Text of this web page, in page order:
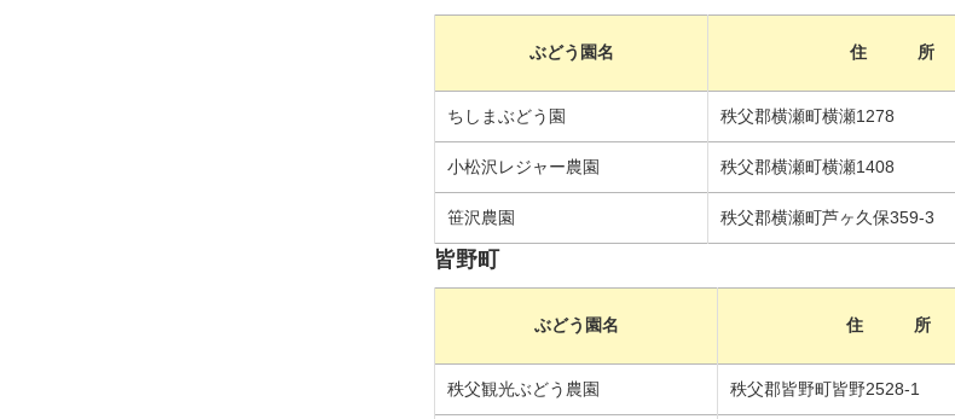
ぶどう園名 住 所
ちしまぶどう園 秩父郡横瀬町横瀬1278
小松沢レジャー農園 秩父郡横瀬町横瀬1408
笹沢農園 秩父郡横瀬町芦ヶ久保359-3
皆野町
ぶどう園名 住 所
秩父観光ぶどう農園 秩父郡皆野町皆野2528-1